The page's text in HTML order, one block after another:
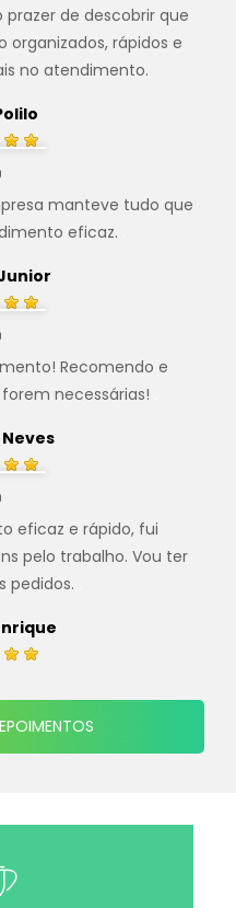
de descobrir que
rápidos e
no atendimento.
manteve tudo que
eficaz.
Recomendo e
necessárias!
eficaz e rápido, fui
pelo trabalho. Vou ter
pedidos.